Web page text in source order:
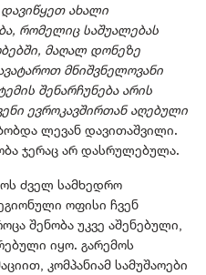
დავიწყეთ ახალი
რომელიც საშუალებას
მაღალ დონეზე
მნიშვნელოვანი
შენარჩუნება არის
ევროკავშირთან აღებული
ლევან დავითაშვილი.
ჯერაც არ დასრულებულა.
ძველ სამხედრო
ოფისი ჩვენ
შენობა უკვე აშენებული,
იყო. გარემოს
კომპანიამ სამუშაოები